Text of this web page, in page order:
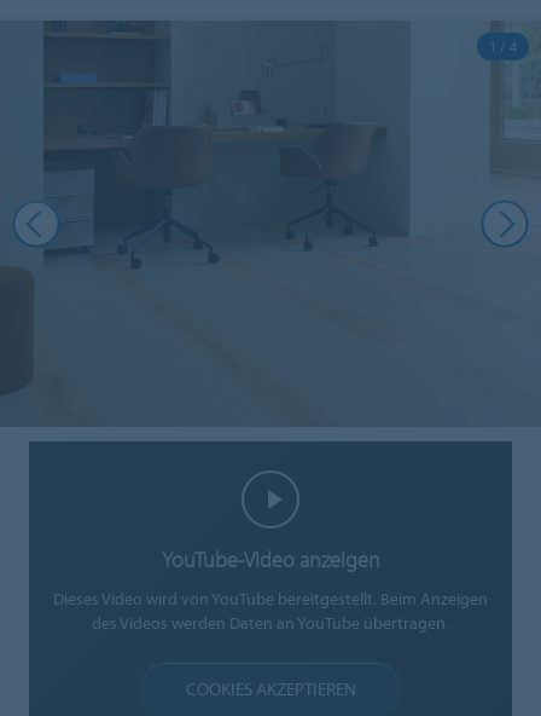
YouTube-Video anzeigen
Dieses Video wird von YouTube bereitgestellt. Beim Anzeigen
des Videos werden Daten an YouTube übertragen.
COOKIES AKZEPTIEREN
1 / 4